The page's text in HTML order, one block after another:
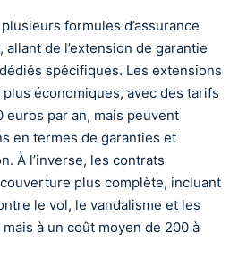
formules d’assurance
de l’extension de garantie
spécifiques. Les extensions
économiques, avec des tarifs
euros par an, mais peuvent
en termes de garanties et
À l’inverse, les contrats
plus complète, incluant
le vol, le vandalisme et les
à un coût moyen de 200 à